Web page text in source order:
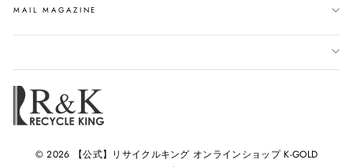
MAIL MAGAZINE
© 2026 【公式】リサイクルキング オンラインショップ K-GOLD